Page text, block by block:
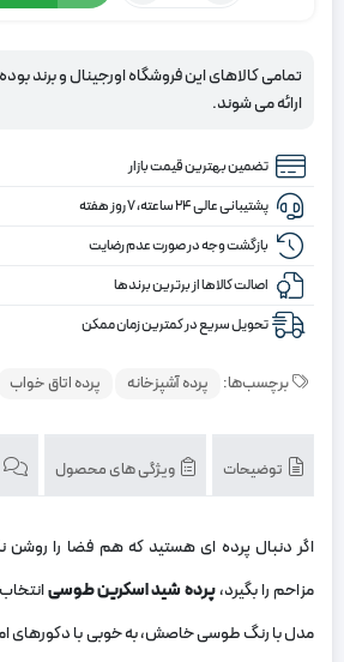
اسکرین
رنگ
تمامی کالاهای این فروشگاه اورجینال و برند
ارائه می شوند.
تضمین بهترین قیمت بازار
پشتیبانی عالی ۲۴ ساعته، ۷ روز هفته
بازگشت وجه در صورت عدم رضایت
اصالت کالاها از برترین برندها
تحویل سریع در کمترین زمان ممکن
برچسب‌ها: پرده آشپزخانه پرده اتاق خواب
توضیحات ویژگی های محصول
اگر دنبال پرده ‌ای هستید که هم فضا را
مزاحم را بگیرد،پرده شید اسکرین طوسی
مدل با رنگ طوسی خاصش، به خوبی با دکورهای